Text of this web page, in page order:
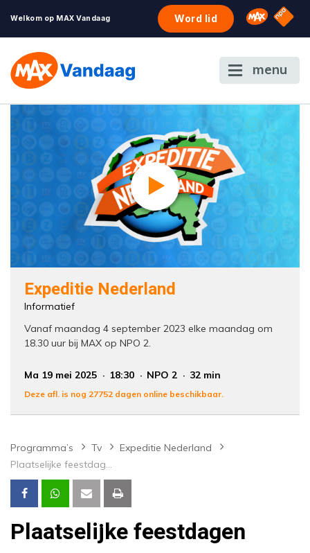
Welkom op MAX Vandaag Word lid Omroep
NPO
menu
Expeditie Nederland
Informatief
Vanaf maandag 4 september 2023 elke maandag om
18.30 uur bij MAX op NPO 2.
Ma 19 mei 2025 18:30 NPO 2 32 min
Deze afl. is nog 27752 dagen online beschikbaar.
Programma’s Tv
Expeditie Nederland
Plaatselijke feestdagen
Plaatselijke feestdagen